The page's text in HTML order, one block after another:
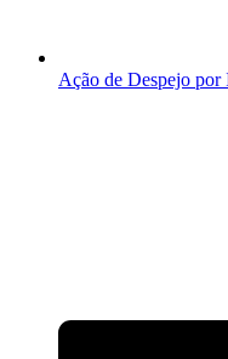
Ação de Despejo por